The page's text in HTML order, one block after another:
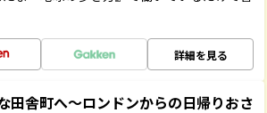
詳細を見る
田舎町へ～ロンドンからの日帰りおさ